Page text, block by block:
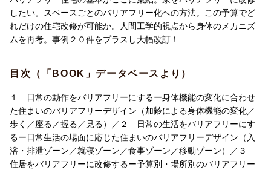
したい。スペースごとのバリアフリー化への方法。この予算でど
れだけの住宅改修が可能か。人間工学的視点から身体のメカニズ
ムを再考。事例２０件をプラスし大幅改訂！
目次（「BOOK」データベースより）
１ 日常の動作をバリアフリーにするー身体機能の変化に合わせ
た住まいのバリアフリーデザイン（加齢による身体機能の変化／
歩く／座る／握る／見る）／２ 日常の生活をバリアフリーにす
るー日常生活の場面に応じた住まいのバリアフリーデザイン（入
浴・排泄ゾーン／就寝ゾーン／食事ゾーン／移動ゾーン）／３
住居をバリアフリーに改修するー予算別・場所別のバリアフリー